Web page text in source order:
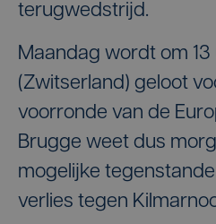
terugwedstrijd.
Maandag wordt om 13
(Zwitserland) geloot
voorronde van de
Brugge weet dus
mogelijke
verlies tegen